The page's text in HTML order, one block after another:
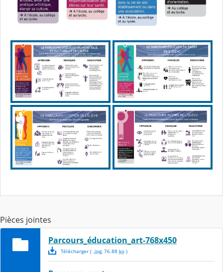
Pièces jointes
Parcours_éducation_art-768x450
Télécharger( .jpg, 76.88 ko)